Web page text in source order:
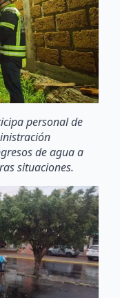
de agua a
situaciones.